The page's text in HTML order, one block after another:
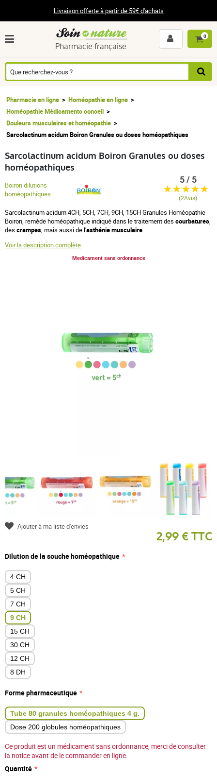
Livraison offerte à partir de 59€ d'achats
Pharmacie française
0
Pharmacie en ligne
Homéopathie en ligne
Homéopathie Médicaments conseil
Douleurs musculaires et homéopathie
Sarcolactinum acidum Boiron Granules ou doses homéopathiques
Medicament sans ordonnance
Sarcolactinum acidum Boiron Granules ou doses
homéopathiques
Boiron dilutions
homéopathiques
Sarcolactinum acidum 4CH, 5CH, 7CH, 9CH, 15CH Granules Homéopathie
Boiron, remède homéopathique indiqué dans le traitement des courbatures,
des crampes, mais aussi de l'asthénie musculaire.
Voir la description complète
2,99 € TTC
Dilution de la souche homéopathique
4 CH
5 CH
7 CH
9 CH
15 CH
30 CH
12 CH
8 DH
Forme pharmaceutique
Tube 80 granules homéopathiques 4 g.
Dose 200 globules homéopathiques
Ce produit est un médicament sans ordonnance, merci de consulter
la notice avant de le commander en ligne.
Quantité
5 / 5
(2Avis)
Ajouter à ma liste d'envies